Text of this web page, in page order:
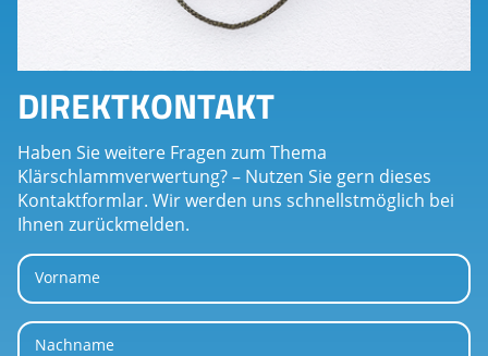
DIREKTKONTAKT
Haben Sie weitere Fragen zum Thema
Klärschlammverwertung? – Nutzen Sie gern dieses
Kontaktformlar. Wir werden uns schnellstmöglich bei
Ihnen zurückmelden.
Vorname
Nachname